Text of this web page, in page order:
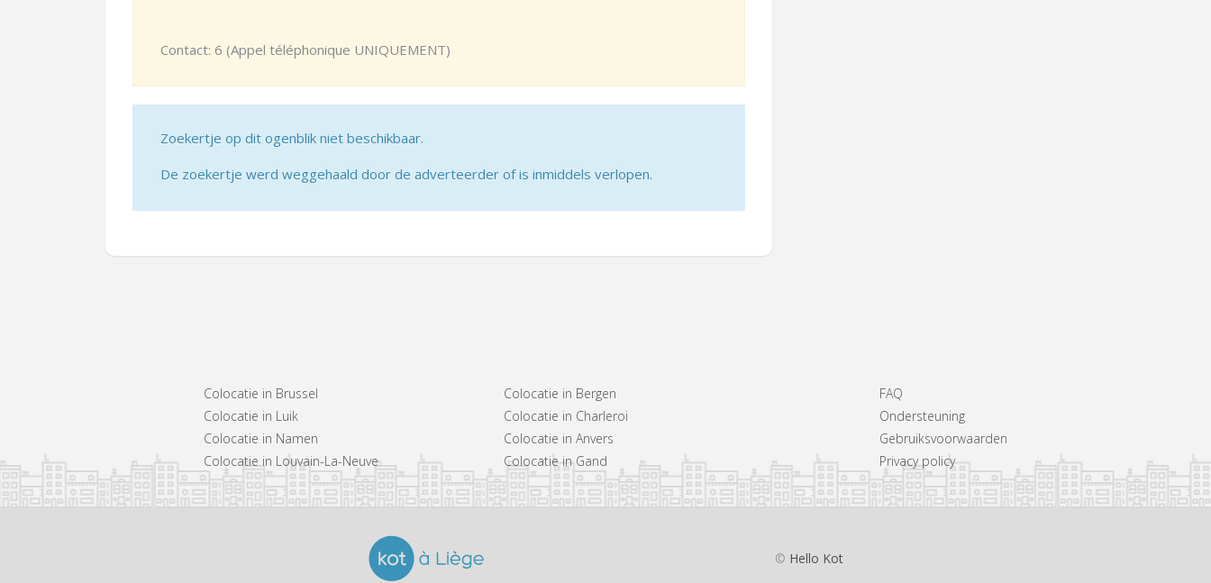
Contact: 6 (Appel téléphonique UNIQUEMENT)
Zoekertje op dit ogenblik niet beschikbaar.
De zoekertje werd weggehaald door de adverteerder of is inmiddels verlopen.
Colocatie in Brussel
Colocatie in Luik
Colocatie in Namen
Colocatie in Louvain-La-Neuve
Colocatie in Bergen
Colocatie in Charleroi
Colocatie in Anvers
Colocatie in Gand
FAQ
Ondersteuning
Gebruiksvoorwaarden
Privacy policy
© Hello Kot